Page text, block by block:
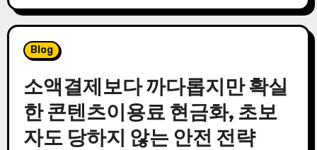
Blog
소액결제보다 까다롭지만 확실
한 콘텐츠이용료 현금화, 초보
자도 당하지 않는 안전 전략